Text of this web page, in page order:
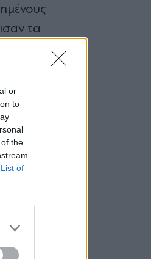
or
to
the
List of
τα